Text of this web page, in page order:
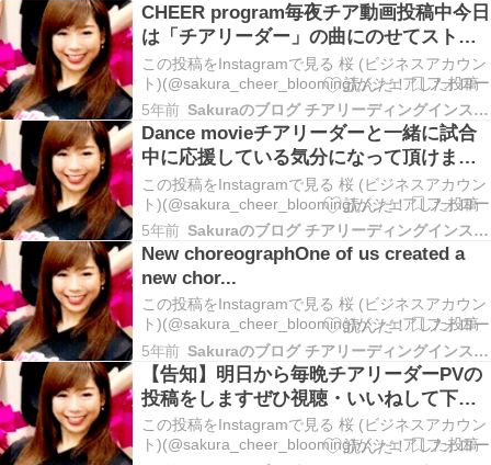
CHEER program毎夜チア動画投稿中︎︎今日
は「チアリーダー」の曲にのせてストー
リ...
この投稿をInstagramで見る 桜 (ビジネスアカウン
ト)(@sakura_cheer_blooming)がシェアした投稿
5年前
Sakuraのブログ チアリーディングインストラクターコーチ
Dance movieチアリーダーと一緒に試合
中に応援している気分になって頂けまし
たか？٩...
この投稿をInstagramで見る 桜 (ビジネスアカウン
ト)(@sakura_cheer_blooming)がシェアした投稿
5年前
Sakuraのブログ チアリーディングインストラクターコーチ
New choreographOne of us created a
new chor...
この投稿をInstagramで見る 桜 (ビジネスアカウン
ト)(@sakura_cheer_blooming)がシェアした投稿
5年前
Sakuraのブログ チアリーディングインストラクターコーチ
【告知】明日から毎晩チアリーダーPVの
投稿をしますぜひ視聴・いいねして下さ
いね！やっと言...
この投稿をInstagramで見る 桜 (ビジネスアカウン
ト)(@sakura_cheer_blooming)がシェアした投稿